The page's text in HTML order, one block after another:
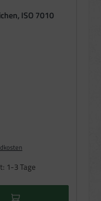
ISO 7010
1-3 Tage
die Schaltflächen um die Anzahl zu